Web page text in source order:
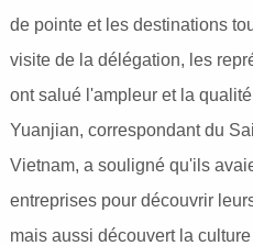
de pointe et les destinations
visite de la délégation, les
ont salué l'ampleur et la
Yuanjian, correspondant du
Vietnam, a souligné qu'ils
entreprises pour découvrir
mais aussi découvert la